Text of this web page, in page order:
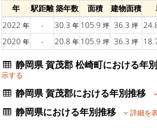
年 駅距離 築年数 面積 建物面積
2022 年 - 30.3 年 105.9 坪 36.3 坪
2020 年 - 20.8 年 105.9 坪 36.3 坪
静岡県 賀茂郡 松崎町における
示する
静岡県 賀茂郡における年別推移
静岡県における年別推移 詳細を